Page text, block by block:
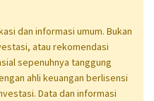
dan informasi umum. Bukan
atau rekomendasi
sepenuhnya tanggung
ahli keuangan berlisensi
Data dan informasi